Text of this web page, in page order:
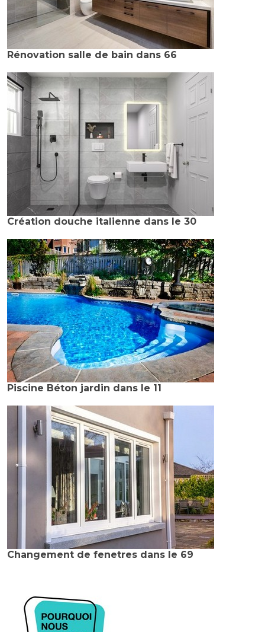
Rénovation salle de bain dans 66
Création douche italienne dans le 30
Piscine Béton jardin dans le 11
Changement de fenetres dans le 69